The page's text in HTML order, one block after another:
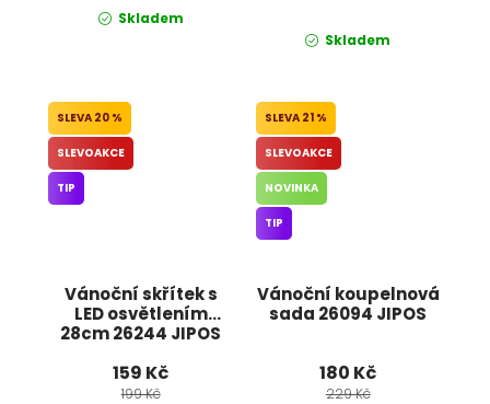
Skladem
Skladem
Vánoční skřítek s
LED osvětlením
28cm 26244 JIPOS
20 %
SLEVOAKCE
TIP
159 Kč
199 Kč
Vánoční koupelnová
sada 26094 JIPOS
21 %
SLEVOAKCE
NOVINKA
TIP
180 Kč
229 Kč